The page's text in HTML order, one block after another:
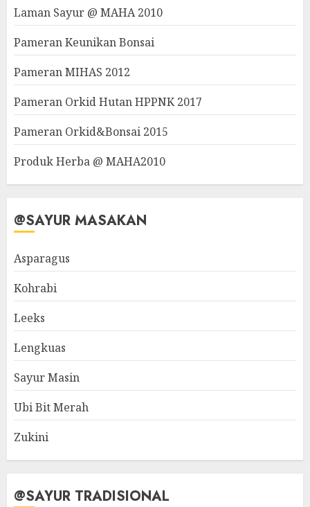
Laman Sayur @ MAHA 2010
Pameran Keunikan Bonsai
Pameran MIHAS 2012
Pameran Orkid Hutan HPPNK 2017
Pameran Orkid&Bonsai 2015
Produk Herba @ MAHA2010
@SAYUR MASAKAN
Asparagus
Kohrabi
Leeks
Lengkuas
Sayur Masin
Ubi Bit Merah
Zukini
@SAYUR TRADISIONAL